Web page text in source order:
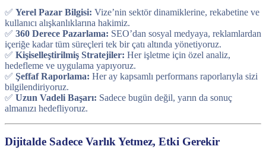
✅ Yerel Pazar Bilgisi: Vize’nin sektör dinamiklerine, rekabetine ve
kullanıcı alışkanlıklarına hakimiz.
✅ 360 Derece Pazarlama: SEO’dan sosyal medyaya, reklamlardan
içeriğe kadar tüm süreçleri tek bir çatı altında yönetiyoruz.
✅ Kişiselleştirilmiş Stratejiler: Her işletme için özel analiz,
hedefleme ve uygulama yapıyoruz.
✅ Şeffaf Raporlama: Her ay kapsamlı performans raporlarıyla sizi
bilgilendiriyoruz.
✅ Uzun Vadeli Başarı: Sadece bugün değil, yarın da sonuç
almanızı hedefliyoruz.
Dijitalde Sadece Varlık Yetmez, Etki Gerekir